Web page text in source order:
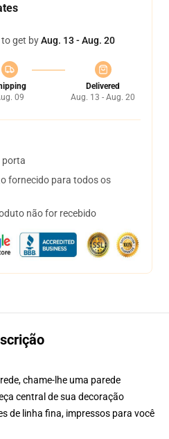
get byAug. 13 - Aug. 20
09
Delivered
Aug. 13 - Aug. 20
porta
fornecido para todos os
não for recebido
chame-lhe uma parede
central de sua decoração
de linha fina, impressos para você